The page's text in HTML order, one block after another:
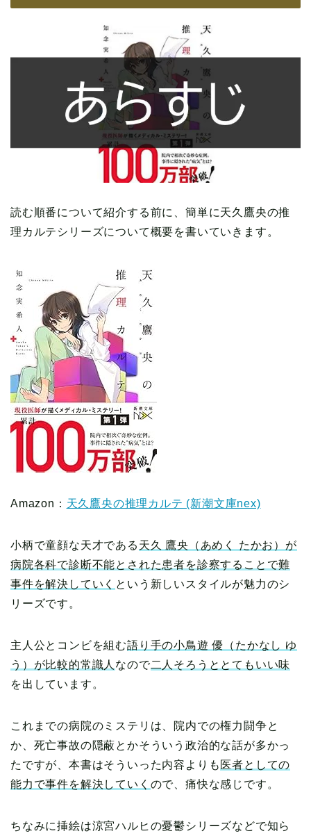
読む順番について紹介する前に、簡単に天久鷹央の推
理カルテシリーズについて概要を書いていきます。
Amazon： 天久鷹央の推理カルテ (新潮文庫nex)
小柄で童顔な天才である 天久 鷹央（あめく たかお）が
病院各科で診断不能とされた患者を診察することで難
事件を解決していく という新しいスタイルが魅力のシ
リーズです。
主人公とコンビを組む語り手の小鳥遊 優（たかなし ゆ
う）が比較的常識人 なので二人そろうととてもいい味
を出しています。
これまでの病院のミステリは、院内での権力闘争と
か、死亡事故の隠蔽とかそういう政治的な話が多かっ
たですが、本書はそういった内容よりも 医者としての
能力で事件を解決していく ので、痛快な感じです。
ちなみに挿絵は涼宮ハルヒの憂鬱シリーズなどで知ら